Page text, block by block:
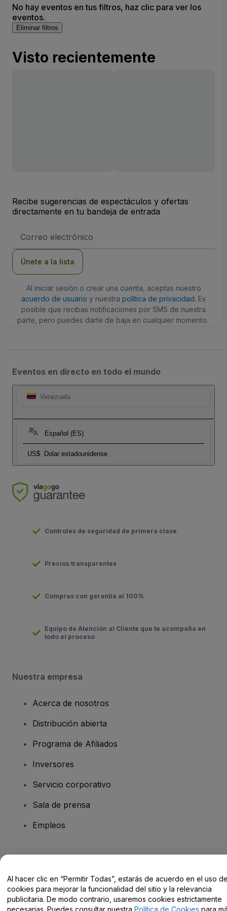
No hay eventos en tus filtros, haz clic para ver los
eventos.
Eliminar filtros
Visto recientemente
Recibe sugerencias de espectáculos y ofertas
directamente en tu bandeja de entrada
de
Únete a la lista
Al iniciar sesión o crear una cuenta, aceptas nuestro
acuerdo de usuario y nuestra política de privacidad. Es
posible que recibas notificaciones por SMS de nuestra
parte, pero puedes darte de baja en cualquier momento.
Eventos en directo en todo el mundo
Venezuela
Español (ES)
US$ Dolar estadounidense
Controles de seguridad de primera clase
Precios transparentes
Compras con garantía al 100%
Equipo de Atención al Cliente que te acompaña en
todo el proceso
Nuestra empresa
Acerca de nosotros
Distribución abierta
Programa de Afiliados
Inversores
Servicio corporativo
Sala de prensa
Empleos
Centro de Ayuda / Contacto
Al hacer clic en “Permitir Todas”, estarás de acuerdo en el uso
cookies para mejorar la funcionalidad del sitio y la relevancia
publicitaria. De modo contrario, usaremos cookies estrictamente
necesarias. Puedes consultar nuestra Política de Cookies para